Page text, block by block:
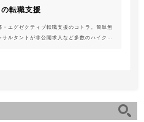
転職支援
エグゼクティブ転職支援のコトラ。簡単無
ルタントが非公開求人など多数のハイクラ